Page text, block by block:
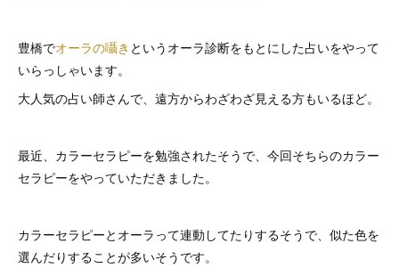
豊橋でオーラの囁き というオーラ診断をもとにした占いをやって
いらっしゃいます。
大人気の占い師さんで、遠方からわざわざ見える方もいるほど。
最近、カラーセラピーを勉強されたそうで、今回そちらのカラー
セラピーをやっていただきました。
カラーセラピーとオーラって連動してたりするそうで、似た色を
選んだりすることが多いそうです。